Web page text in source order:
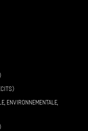
ENVIRONNEMENTALE,